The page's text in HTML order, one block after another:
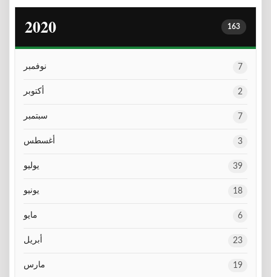
2020 163
نوفمبر 7
أكتوبر 2
سبتمبر 7
أغسطس 3
يوليو 39
يونيو 18
مايو 6
أبريل 23
مارس 19